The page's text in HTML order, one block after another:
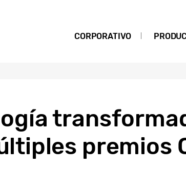
CORPORATIVO
premios